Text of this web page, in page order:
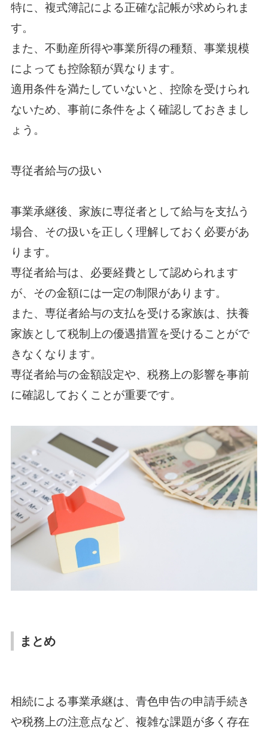
特に、複式簿記による正確な記帳が求められま
す。
また、不動産所得や事業所得の種類、事業規模
によっても控除額が異なります。
適用条件を満たしていないと、控除を受けられ
ないため、事前に条件をよく確認しておきまし
ょう。
専従者給与の扱い
事業承継後、家族に専従者として給与を支払う
場合、その扱いを正しく理解しておく必要があ
ります。
専従者給与は、必要経費として認められます
が、その金額には一定の制限があります。
また、専従者給与の支払を受ける家族は、扶養
家族として税制上の優遇措置を受けることがで
きなくなります。
専従者給与の金額設定や、税務上の影響を事前
に確認しておくことが重要です。
まとめ
相続による事業承継は、青色申告の申請手続き
や税務上の注意点など、複雑な課題が多く存在